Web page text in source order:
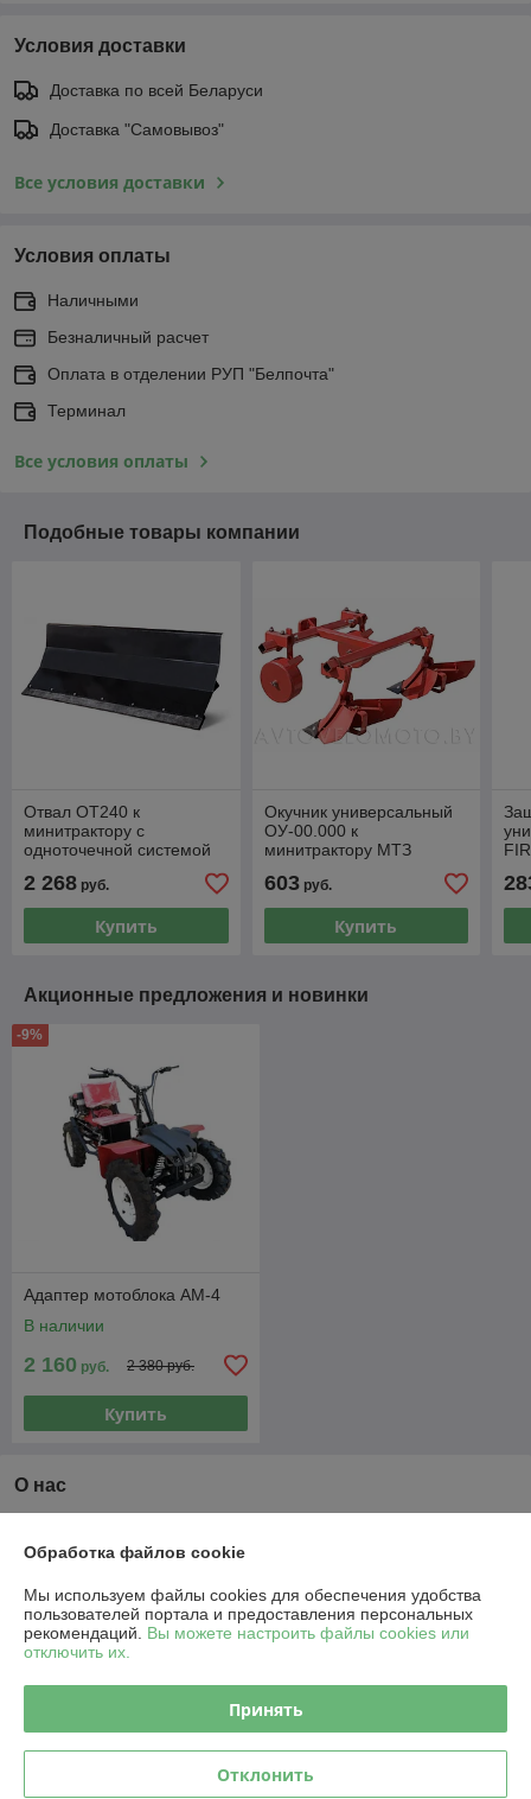
Условия доставки
Доставка по всей Беларуси
Доставка "Самовывоз"
Все условия доставки
Условия оплаты
Наличными
Безналичный расчет
Оплата в отделении РУП "Белпочта"
Терминал
Все условия оплаты
Подобные товары компании
Отвал ОТ240 к
минитрактору с
одноточечной системой
2 268 руб.
Купить
Окучник универсальный
ОУ-00.000 к
минитрактору МТЗ
603руб.
Купить
Акционные предложения и новинки
-9%
Адаптер мотоблока АМ-4
В наличии
2 160 руб. 2 380 руб.
Купить
О нас
Менее 5 отзывов за последний год
Компания продает наDeal.by
Работает с 27.12.2012
Сегодня работает с 09:00 до 20:00
Обработка файлов cookie
Мы используем файлы cookies для обеспечения удобства
пользователей портала и предоставления персональных
рекомендаций. Вы можете настроить файлы cookies или
отключить их.
Принять
Отклонить